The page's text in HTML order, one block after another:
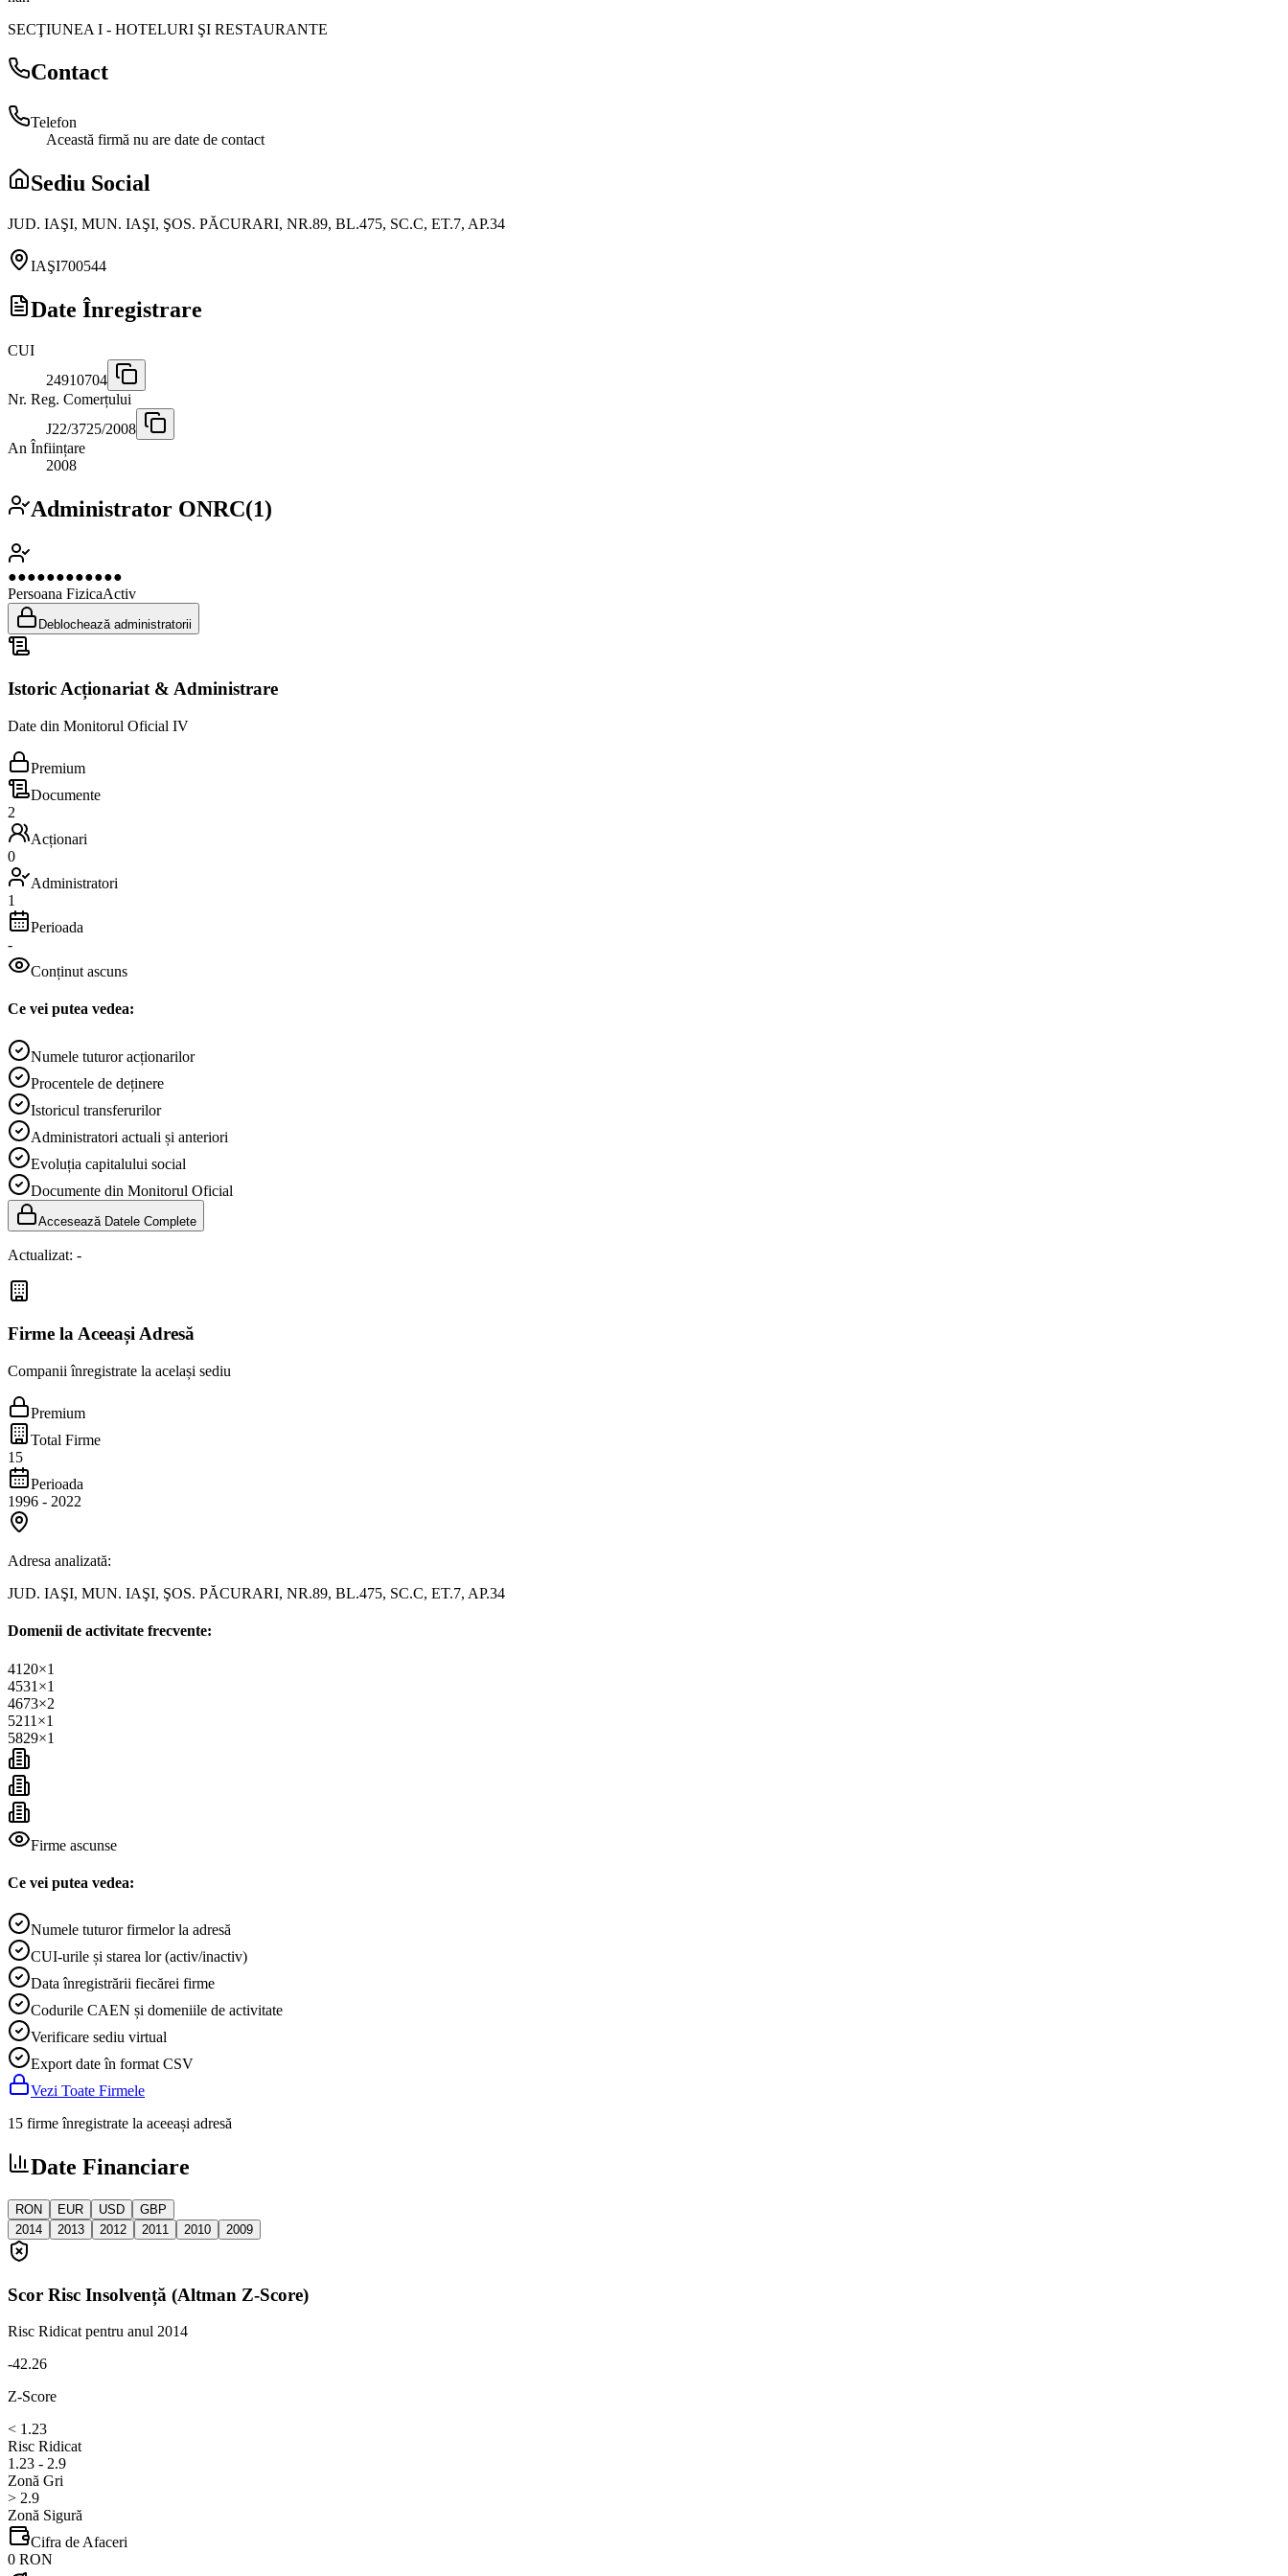
SECŢIUNEA I - HOTELURI ŞI RESTAURANTE
Contact
Telefon
Această firmă nu are date de contact
Sediu Social
JUD. IAŞI, MUN. IAŞI, ŞOS. PĂCURARI, NR.89, BL.475, SC.C, ET.7, AP.34
IAŞI700544
Date Înregistrare
CUI
24910704
Nr. Reg. Comerțului
J22/3725/2008
An Înființare
2008
Administrator ONRC(1)
●●●●●●●●●●●●
Persoana FizicaActiv
Deblochează administratorii
Istoric Acționariat & Administrare
Date din Monitorul Oficial IV
Premium
Documente
2
Acționari
0
Administratori
1
Perioada
-
Conținut ascuns
Ce vei putea vedea:
Numele tuturor acționarilor
Procentele de deținere
Istoricul transferurilor
Administratori actuali și anteriori
Evoluția capitalului social
Documente din Monitorul Oficial
Accesează Datele Complete
Actualizat: -
Firme la Aceeași Adresă
Companii înregistrate la același sediu
Premium
Total Firme
15
Perioada
1996 - 2022
Adresa analizată:
JUD. IAŞI, MUN. IAŞI, ŞOS. PĂCURARI, NR.89, BL.475, SC.C, ET.7, AP.34
Domenii de activitate frecvente:
4120×1
4531 ×1
4673×2
5211 ×1
5829×1
Firme ascunse
Ce vei putea vedea:
Numele tuturor firmelor la adresă
CUI-urile și starea lor (activ/inactiv)
Data înregistrării fiecărei firme
Codurile CAEN și domeniile de activitate
Verificare sediu virtual
Export date în format CSV
Vezi Toate Firmele
15 firme înregistrate la aceeași adresă
Date Financiare
RON EUR USD
GBP
2014
2013 2012 2011 2010 2009
Scor Risc Insolvență (Altman Z-Score)
Risc Ridicat pentru anul 2014
-42.26
Z-Score
< 1.23
Risc Ridicat
1.23 - 2.9
Zonă Gri
> 2.9
Zonă Sigură
Cifra de Afaceri
0 RON